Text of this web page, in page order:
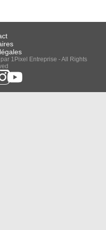
1Pixel Entreprise - All Rights